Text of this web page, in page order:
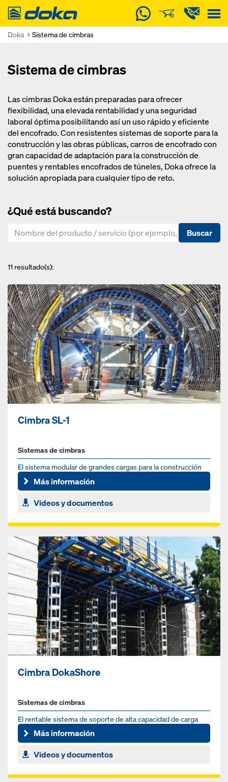
Doka
Doka Sistema de cimbras
Sistema de cimbras
Las cimbras Doka están preparadas para ofrecer
flexibilidad, una elevada rentabilidad y una seguridad
laboral óptima posibilitando así un uso rápido y eficiente
del encofrado. Con resistentes sistemas de soporte para la
construcción y las obras públicas, carros de encofrado con
gran capacidad de adaptación para la construcción de
puentes y rentables encofrados de túneles, Doka ofrece la
solución apropiada para cualquier tipo de reto.
¿Qué está buscando?
Buscar
11 resultado(s):
Cimbra SL-1
Sistemas de cimbras
El sistema modular de grandes cargas para la construcción
de túneles
Más información
Videos y documentos
Cimbra DokaShore
Sistemas de cimbras
El rentable sistema de soporte de alta capacidad de carga
para cargas pesadas
Más información
Videos y documentos